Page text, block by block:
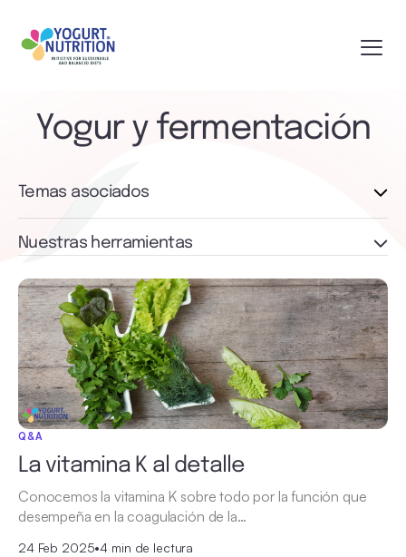
Yogur y fermentación
Q&A
La vitamina K al detalle
Conocemos la vitamina K sobre todo por la función que
desempeña en la coagulación de la…
24 Feb 2025•4 min de lectura
Temas asociados
Nuestras herramientas